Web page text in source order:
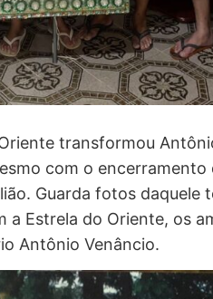
transformou
com o
Guarda fotos daquele
a Estrela do Oriente, os
Antônio Venâncio.